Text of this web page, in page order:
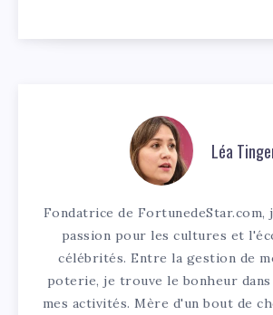
Léa
Fondatrice de FortunedeStar.com,
passion pour les cultures et
célébrités. Entre la gestion de
poterie, je trouve le bonheur
mes activités. Mère d'un bout de